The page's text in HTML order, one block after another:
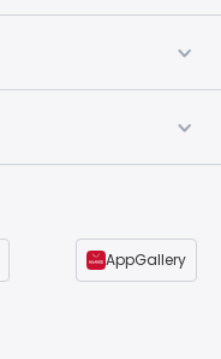
AppGallery